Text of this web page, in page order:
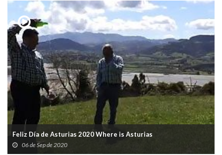
Feliz Día de Asturias 2020 Where is Asturias
06 de Sep de 2020